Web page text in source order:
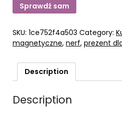
Sprawdź sam
SKU: 1ce752f4a503 Category:
magnetyczne, nerf, prezent
Description
Description